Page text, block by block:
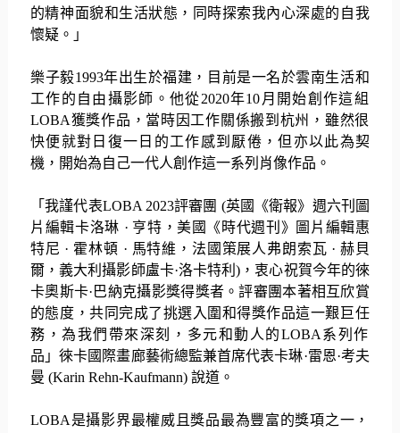
的精神面貌和生活狀態， 同時探索我內心深處的自我
懷疑。」
樂子毅1993年出生於福建， 目前是一名於雲南生活和
工作的自由攝影師。他從2020年10 月 開始創作這組
LOBA獲獎作品，當時因工作關係搬到杭州， 雖然很
快便就對日復一日的工作感到厭倦，但亦以此為契
機， 開始為自己一代人創作這一系列肖像作品。
「我謹代表LOBA 2023評審團 (英國《衛報》週六刊圖
片編輯卡洛琳 · 亨特，美國《時代週刊》圖片編輯惠
特尼 · 霍林頓 · 馬特維，法國策展人弗朗索瓦 ·赫貝
爾，義大利攝影師盧卡·洛卡特利) ，衷心祝賀今年的徠
卡奧斯卡· 巴納克攝影獎得獎者。評審團本著相互欣賞
的態度，共同完成了挑選入圍和得獎作品這一艱巨任
務，為我們帶來深刻， 多元和動人的LOBA 系列作
品」徠卡國際畫廊藝術總監兼首席代表卡琳·雷恩·考夫
曼 (Karin Rehn-Kaufmann) 說道。
LOBA 是攝影界最權威且獎品最為豐富的獎項之一，